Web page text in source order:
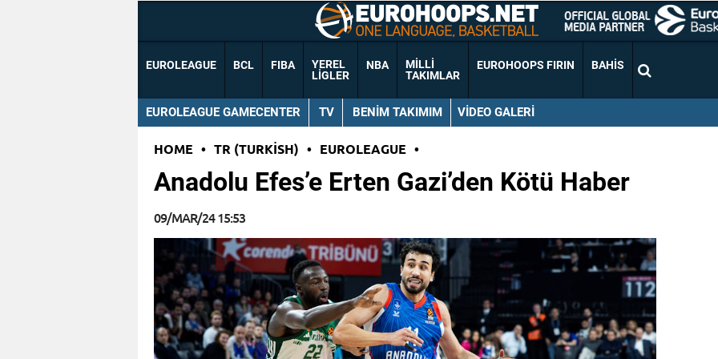
EUROLEAGUE BCL FIBA
YEREL
LIGLER
NBA
MILLI
TAKIMLAR
EUROHOOPS FIRIN BAHIS
EUROLEAGUE GAMECENTER TV BENIM TAKIMIM VIDEO GALERI
HOME • TR (TURKISH) • EUROLEAGUE •
Anadolu Efes’e Erten Gazi’den Kötü Haber
09/MAR/24 15:53